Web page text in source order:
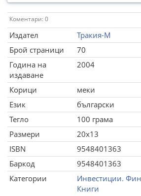
Коментари: 0
Издател
Тракия-М
Брой страници
70
Година на
издаване
2004
Корици
меки
Език
български
Тегло
100 грама
Размери
20x13
ISBN
9548401363
Баркод
9548401363
Категории
Инвестиции.
Книги